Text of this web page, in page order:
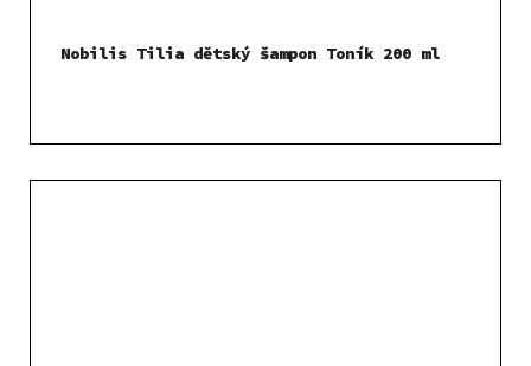
Nobilis Tilia dětský šampon Toník 200 ml